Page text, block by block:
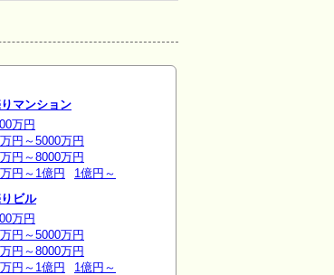
マンション
万円
円～5000万円
円～8000万円
円～1億円
1億円～
ビル
万円
円～5000万円
円～8000万円
円～1億円
1億円～